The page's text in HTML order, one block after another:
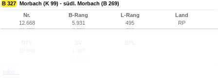
B 327 Morbach (K 99) - südl. Morbach (B 269)
Nr.
12.668
(12.677)
B-Rang
5.931
(3.550)
L-Rang
495
(330)
Land
RP
Infos...